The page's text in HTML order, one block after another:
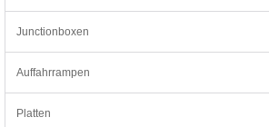
Junctionboxen
Auffahrrampen
Platten